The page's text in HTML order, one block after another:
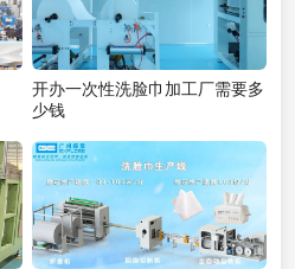
开办一次性洗脸巾加工厂需要多
少钱